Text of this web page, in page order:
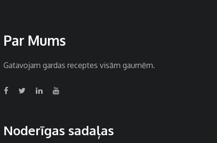
Par Mums
Gatavojam gardas receptes visām gaumēm.
Noderīgas sadaļas